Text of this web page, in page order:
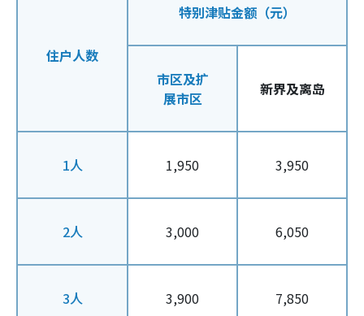
住户人数
特别津贴金额（元）
市区及扩
展市区
新界及离岛
1人 1,950 3,950
2人 3,000 6,050
3人 3,900 7,850